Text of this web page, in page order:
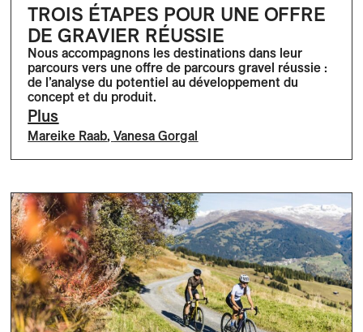
TROIS ÉTAPES POUR UNE OFFRE
DE GRAVIER RÉUSSIE
Nous accompagnons les destinations dans leur
parcours vers une offre de parcours gravel réussie :
de l’analyse du potentiel au développement du
concept et du produit.
Plus
Mareike Raab,Vanesa Gorgal